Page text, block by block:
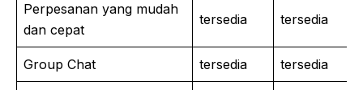
Perpesanan yang mudah
dan cepat
tersedia tersedia
Group Chat tersedia tersedia